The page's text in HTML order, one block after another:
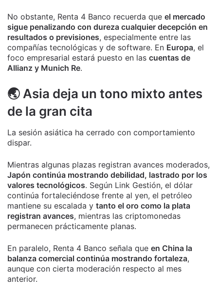
No obstante, Renta 4 Banco recuerda que el mercado
sigue penalizando con dureza cualquier decepción en
resultados o previsiones, especialmente entre las
compañías tecnológicas y de software. En Europa, el
foco empresarial estará puesto en las cuentas de
Allianz y Munich Re.
🌏 Asia deja un tono mixto antes
de la gran cita
La sesión asiática ha cerrado con comportamiento
dispar.
Mientras algunas plazas registran avances moderados,
Japón continúa mostrando debilidad, lastrado por los
valores tecnológicos. Según Link Gestión, el dólar
continúa fortaleciéndose frente al yen, el petróleo
mantiene su escalada y tanto el oro como la plata
registran avances, mientras las criptomonedas
permanecen prácticamente planas.
En paralelo, Renta 4 Banco señala que en China la
balanza comercial continúa mostrando fortaleza,
aunque con cierta moderación respecto al mes
anterior.